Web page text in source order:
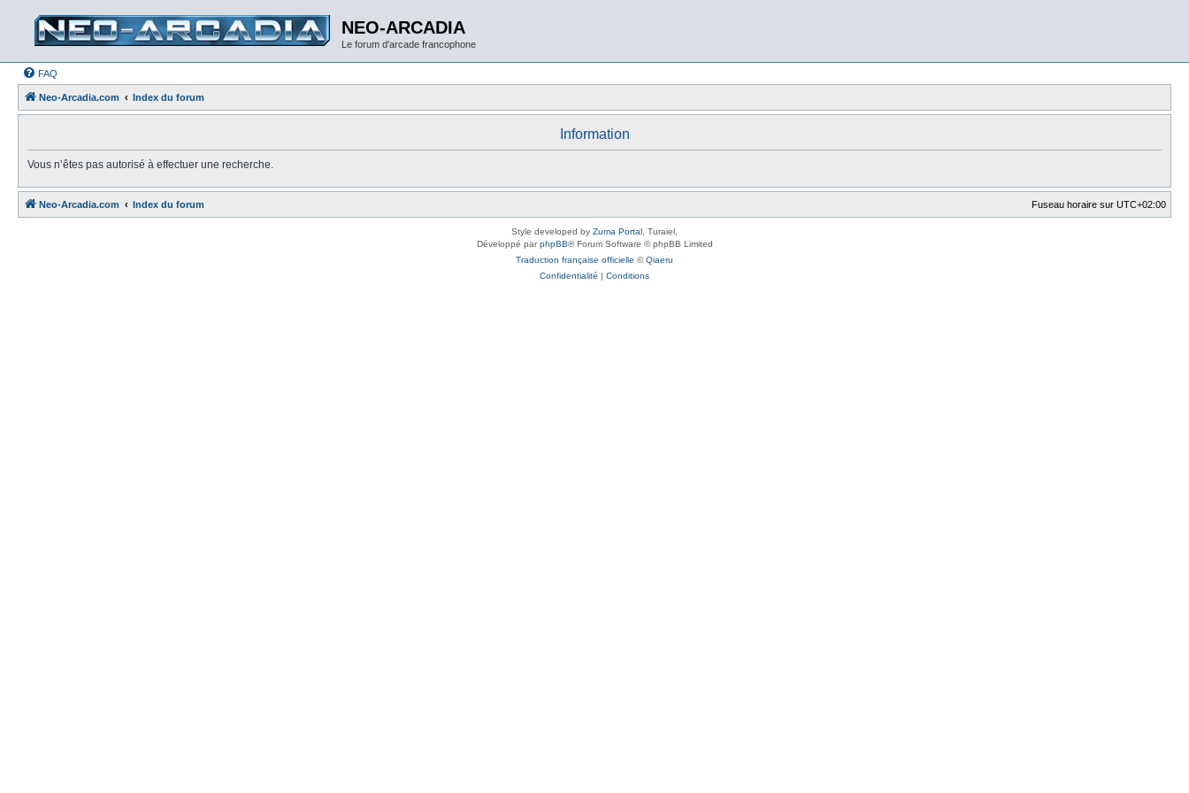
NEO-ARCADIA
Le forum d'arcade francophone
FAQ
Neo-Arcadia.com Index du forum
Information
Vous n’êtes pas autorisé à effectuer une recherche.
Neo-Arcadia.com Index du forum Fuseau horaire sur UTC+02:00
Style developed by Zuma Portal , Turaiel,
Développé parphpBB® Forum Software © phpBB Limited
Traduction française officielle ©Qiaeru
Confidentialité | Conditions